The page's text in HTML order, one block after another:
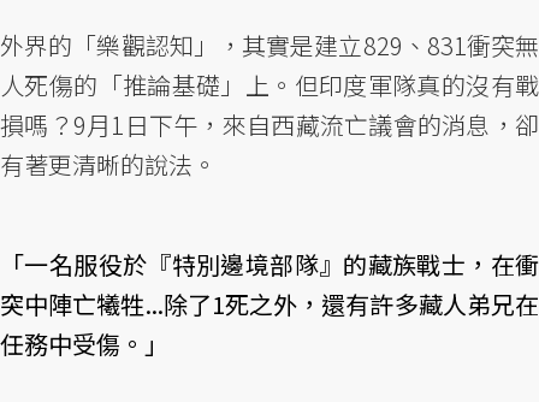
外界的「樂觀認知」，其實是建立829、831衝突無
人死傷的「推論基礎」上。但印度軍隊真的沒有戰
損嗎？9月1日下午，來自西藏流亡議會的消息，卻
有著更清晰的說法。
「一名服役於『特別邊境部隊』的藏族戰士，在衝
突中陣亡犧牲...除了1死之外，還有許多藏人弟兄在
任務中受傷。」